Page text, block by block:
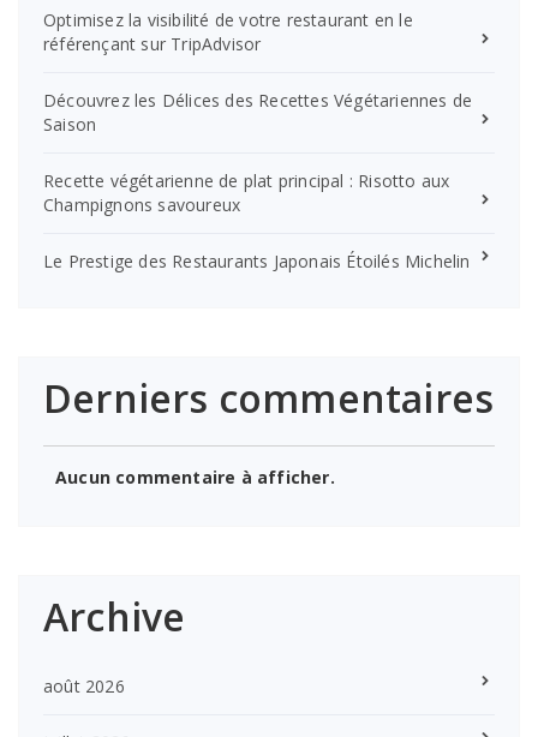
Optimisez la visibilité de votre restaurant en le
référençant sur TripAdvisor
Découvrez les Délices des Recettes Végétariennes de
Saison
Recette végétarienne de plat principal : Risotto aux
Champignons savoureux
Le Prestige des Restaurants Japonais Étoilés Michelin
Derniers commentaires
Aucun commentaire à afficher.
Archive
août 2026